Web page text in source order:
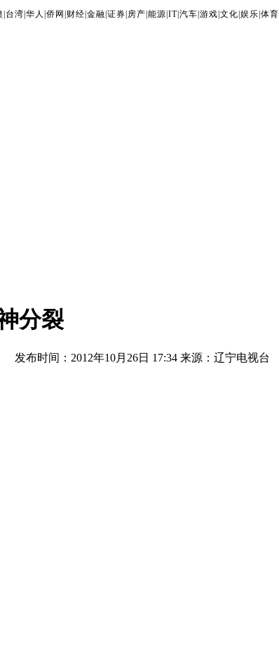
台湾 华人 侨网 财经 金融 证券 房产 能源 IT| 汽车 游戏 文化 娱乐 体育
分裂
发布时间：2012年10月26日 17:34 来源：辽宁电视台